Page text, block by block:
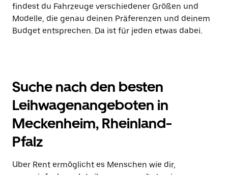
findest du Fahrzeuge verschiedener Größen und
Modelle, die genau deinen Präferenzen und deinem
Budget entsprechen. Da ist für jeden etwas dabei.
Suche nach den besten
Leihwagenangeboten in
Meckenheim, Rheinland-
Pfalz
Uber Rent ermöglicht es Menschen wie dir,